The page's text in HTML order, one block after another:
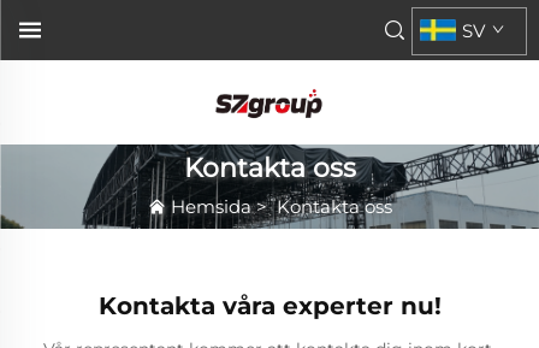
SV
Kontakta oss
Hemsida>Kontakta oss
Kontakta våra experter nu!